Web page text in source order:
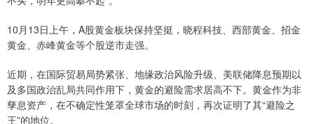
10月13日上午，A股黄金板块保持坚挺，晓程科技、西部黄金、招金
黄金、赤峰黄金等个股逆市走强。
近期，在国际贸易局势紧张、地缘政治风险升级、美联储降息预期以
及多国政治乱局共同作用下，黄金的避险需求居高不下。黄金作为非
孳息资产，在不确定性笼罩全球市场的时刻，再次证明了其“避险之
王”的地位。